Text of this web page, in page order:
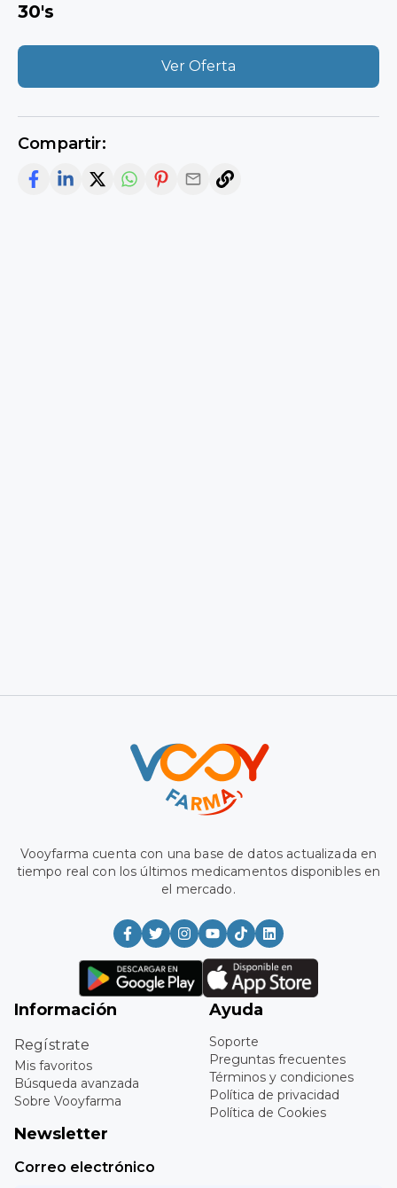
30's
Ver Oferta
Compartir:
Vooyfarma cuenta con una base de datos actualizada en
tiempo real con los últimos medicamentos disponibles en
el mercado.
Información
Regístrate
Mis favoritos
Búsqueda avanzada
Sobre Vooyfarma
Ayuda
Soporte
Preguntas frecuentes
Términos y condiciones
Política de privacidad
Política de Cookies
Newsletter
Correo electrónico